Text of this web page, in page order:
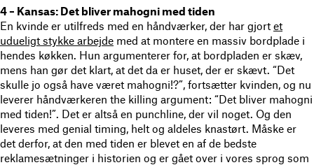
4 – Kansas: Det bliver mahogni med tiden
En kvinde er utilfreds med en håndværker, der har gjort et
udueligt stykke arbejde med at montere en massiv bordplade i
hendes køkken. Hun argumenterer for, at bordpladen er skæv,
mens han gør det klart, at det da er huset, der er skævt. “Det
skulle jo også have været mahogni!?”, fortsætter kvinden, og nu
leverer håndværkeren the killing argument: “Det bliver mahogni
med tiden!”. Det er altså en punchline, der vil noget. Og den
leveres med genial timing, helt og aldeles knastørt. Måske er
det derfor, at den med tiden er blevet en af de bedste
reklamesætninger i historien og er gået over i vores sprog som